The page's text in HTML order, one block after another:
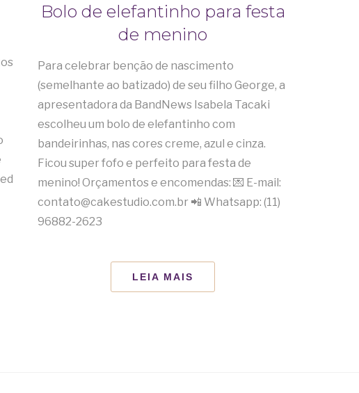
Bolo de elefantinho para festa
de menino
Para celebrar benção de nascimento
(semelhante ao batizado) de seu filho George, a
apresentadora da BandNews Isabela Tacaki
escolheu um bolo de elefantinho com
bandeirinhas, nas cores creme, azul e cinza.
Ficou super fofo e perfeito para festa de
menino! Orçamentos e encomendas: 💌 E-mail:
contato@cakestudio.com.br 📲 Whatsapp: (11)
96882-2623
LEIA MAIS